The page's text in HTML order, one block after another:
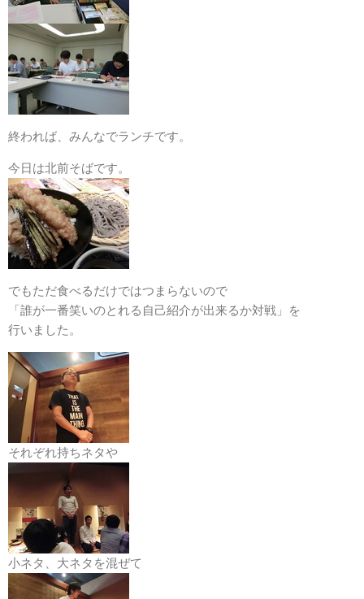
終われば、みんなでランチです。
今日は北前そばです。
でもただ食べるだけではつまらないので
「誰が一番笑いのとれる自己紹介が出来るか対戦」を
行いました。
それぞれ持ちネタや
小ネタ、大ネタを混ぜて